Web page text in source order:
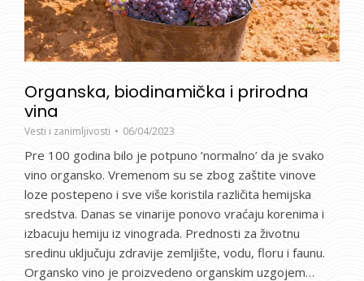
Organska, biodinamička i prirodna
vina
Vesti i zanimljivosti 06/04/2023
Pre 100 godina bilo je potpuno ’normalno’ da je svako
vino organsko. Vremenom su se zbog zaštite vinove
loze postepeno i sve više koristila različita hemijska
sredstva. Danas se vinarije ponovo vraćaju korenima i
izbacuju hemiju iz vinograda. Prednosti za životnu
sredinu uključuju zdravije zemljište, vodu, floru i faunu.
Organsko vino je proizvedeno organskim uzgojem…